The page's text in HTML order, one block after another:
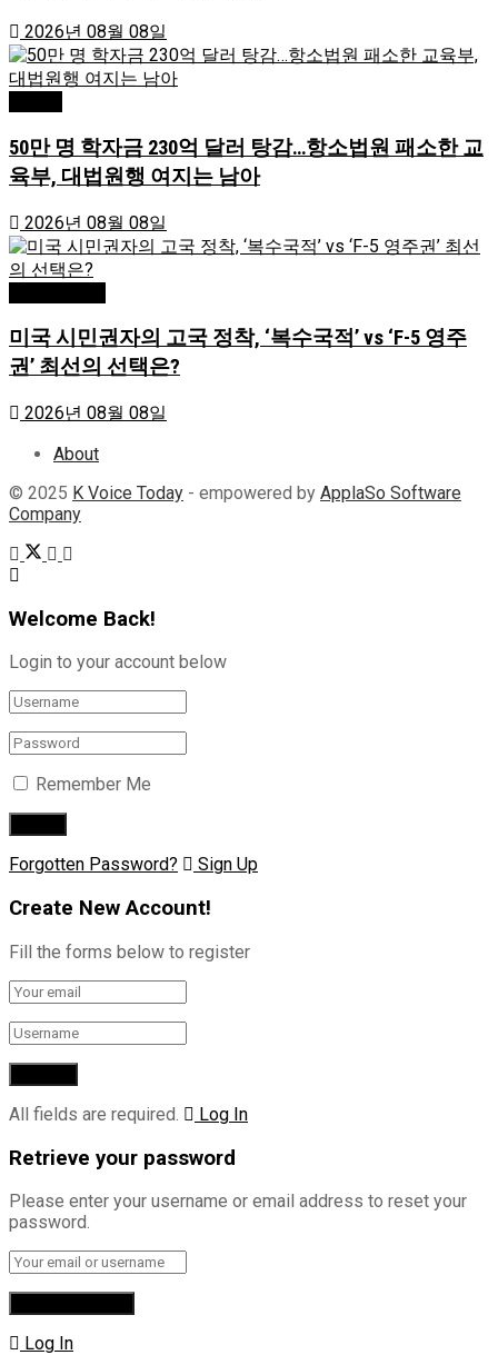
2026년 08월 08일
50만 명 학자금 230억 달러 탕감…항소법원 패소한 교
육부, 대법원행 여지는 남아
2026년 08월 08일
미국 시민권자의 고국 정착, ‘복수국적’ vs ‘F-5 영주
권’ 최선의 선택은?
2026년 08월 08일
About
© 2025 K Voice Today - empowered by ApplaSo Software
Company
Welcome Back!
Login to your account below
Remember Me
Forgotten Password? Sign Up
Create New Account!
Fill the forms below to register
All fields are required. Log In
Retrieve your password
Please enter your username or email address to reset your
password.
Log In